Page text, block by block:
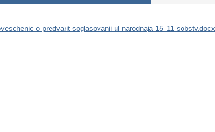
o-predvarit-soglasovanii-ul-narodnaja-15_11-sobstv.docx